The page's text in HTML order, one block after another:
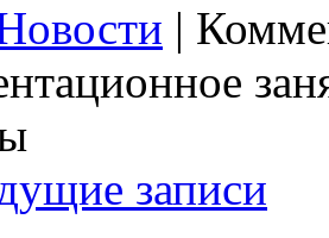
|
записи